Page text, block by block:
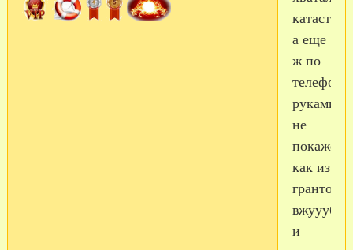
а еще
ж по
телефону,
руками
не
как из
вжууубах
и